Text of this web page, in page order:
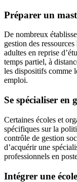
Préparer un
De nombreux
gestion des
adultes en reprise
temps partiel, à
les dispositifs comme
emploi.
Se spécialiser en
Certaines écoles et
spécifiques sur la
contrôle de gestion
d’acquérir une
professionnels en
Intégrer une